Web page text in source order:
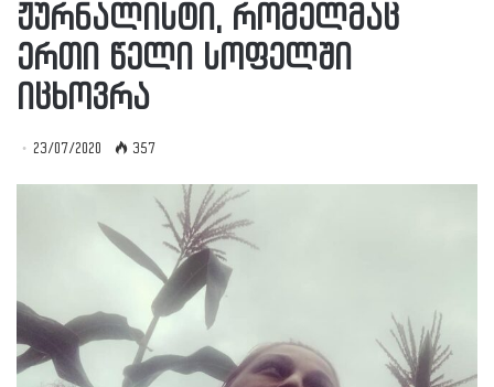
ჟურნალისტი, რომელმაც
ერთი წელი სოფელში
იცხოვრა
23/07/2020 357